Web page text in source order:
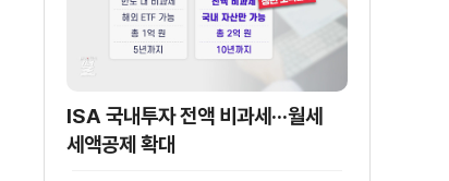
ISA 국내투자 전액 비과세···월세
세액공제 확대